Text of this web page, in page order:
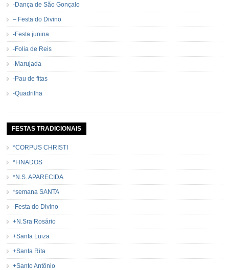
-Dança de São Gonçalo
– Festa do Divino
-Festa junina
-Folia de Reis
-Marujada
-Pau de fitas
-Quadrilha
FESTAS TRADICIONAIS
*CORPUS CHRISTI
*FINADOS
*N.S. APARECIDA
*semana SANTA
-Festa do Divino
+N.Sra Rosário
+Santa Luiza
+Santa Rita
+Santo Antônio